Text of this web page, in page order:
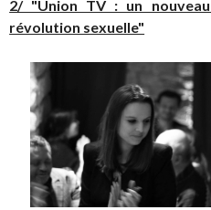
2/ "Union TV : un
révolution sexuelle"